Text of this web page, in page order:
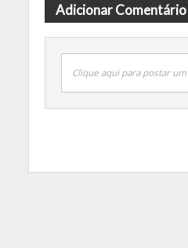
Adicionar Comentário
Clique aqui para postar